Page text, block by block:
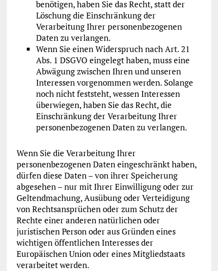
benötigen, haben Sie das Recht, statt der
Löschung die Einschränkung der
Verarbeitung Ihrer personenbezogenen
Daten zu verlangen.
Wenn Sie einen Widerspruch nach Art. 21
Abs. 1 DSGVO eingelegt haben, muss eine
Abwägung zwischen Ihren und unseren
Interessen vorgenommen werden. Solange
noch nicht feststeht, wessen Interessen
überwiegen, haben Sie das Recht, die
Einschränkung der Verarbeitung Ihrer
personenbezogenen Daten zu verlangen.
Wenn Sie die Verarbeitung Ihrer
personenbezogenen Daten eingeschränkt haben,
dürfen diese Daten – von ihrer Speicherung
abgesehen – nur mit Ihrer Einwilligung oder zur
Geltendmachung, Ausübung oder Verteidigung
von Rechtsansprüchen oder zum Schutz der
Rechte einer anderen natürlichen oder
juristischen Person oder aus Gründen eines
wichtigen öffentlichen Interesses der
Europäischen Union oder eines Mitgliedstaats
verarbeitet werden.